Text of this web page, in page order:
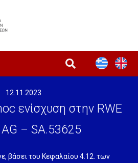
12.11.2023
ενίσχυση στην RWE
– SA.53625
βάσει του Κεφαλαίου 4.12. των